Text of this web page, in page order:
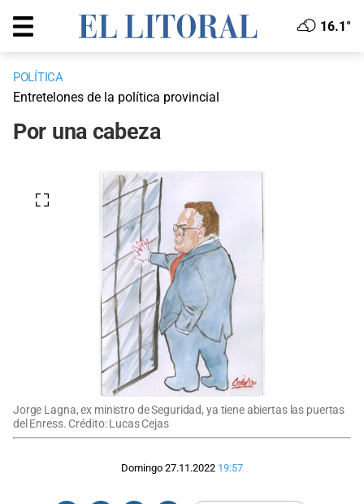
16.1°
POLÍTICA
Entretelones de la política provincial
Por una cabeza
Jorge Lagna, ex ministro de Seguridad, ya tiene abiertas las puertas
del Enress. Crédito: Lucas Cejas
Domingo 27.11.2022 19:57